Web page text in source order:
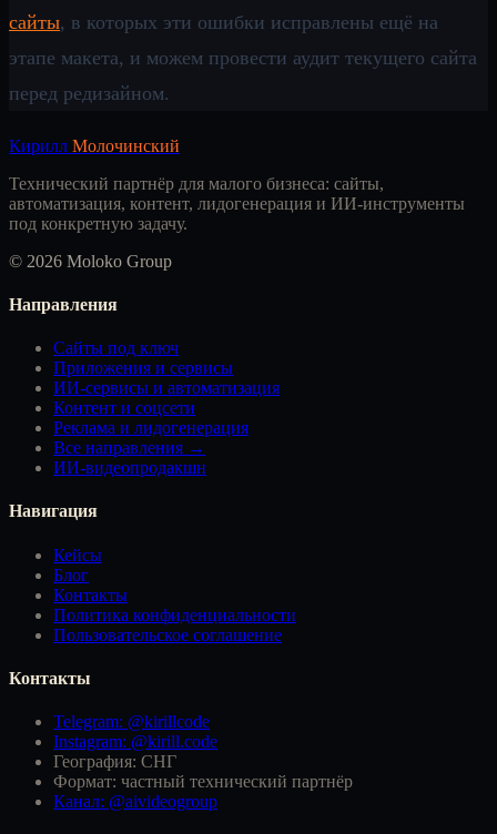
сайты, в которых эти ошибки исправлены ещё на
этапе макета, и можем провести аудит текущего сайта
перед редизайном.
Кирилл Молочинский
Технический партнёр для малого бизнеса: сайты,
автоматизация, контент, лидогенерация и ИИ-инструменты
под конкретную задачу.
© 2026 Moloko Group
Направления
Сайты под ключ
Приложения и сервисы
ИИ-сервисы и автоматизация
Контент и соцсети
Реклама и лидогенерация
Все направления →
ИИ-видеопродакшн
Навигация
Кейсы
Блог
Контакты
Политика конфиденциальности
Пользовательское соглашение
Контакты
Telegram: @kirillcode
Instagram: @kirill.code
География: СНГ
Формат: частный технический партнёр
Канал: @aivideogroup